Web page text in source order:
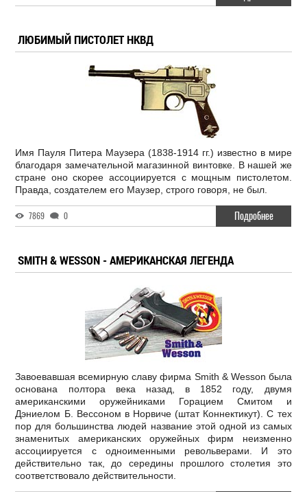
ЛЮБИМЫЙ ПИСТОЛЕТ НКВД
Имя Пауля Питера Маузера (1838-1914 гг.) известно в мире
благодаря замечательной магазинной винтовке. В нашей же
стране оно скорее ассоциируется с мощным пистолетом.
Правда, создателем его Маузер, строго говоря, не был.
7869 0 Подробнее
SMITH & WESSON - АМЕРИКАНСКАЯ ЛЕГЕНДА
Завоевавшая всемирную славу фирма Smith & Wesson была
основана полтора века назад, в 1852 году, двумя
американскими оружейниками Горацием Смитом и
Дэниелом Б. Вессоном в Норвиче (штат Коннектикут). С тех
пор для большинства людей название этой одной из самых
знаменитых американских оружейных фирм неизменно
ассоциируется с одноименными револьверами. И это
действительно так, до середины прошлого столетия это
соответствовало действительности.